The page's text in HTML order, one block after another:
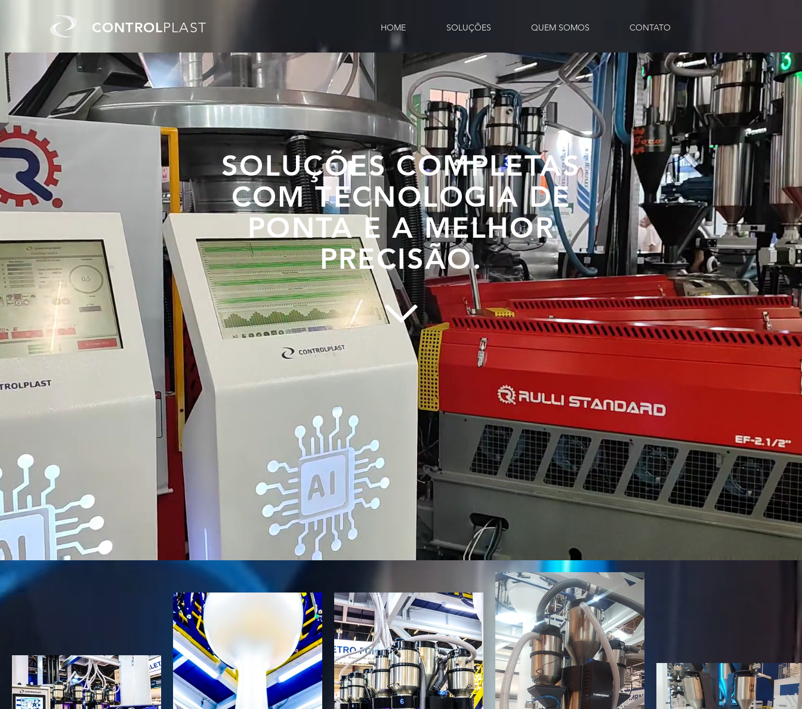
CONTROLPLAST HOME SOLUÇÕES QUEM SOMOS CONTATO
SOLUÇÕES COMPLETAS
COM TECNOLOGIA DE
PONTA E A MELHOR
PRECISÃO.